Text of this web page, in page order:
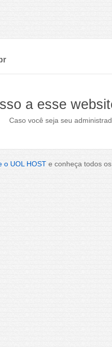
a esse
Caso você seja seu
o UOL HOST e conheça todos